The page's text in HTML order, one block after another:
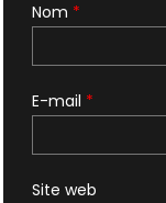
Nom *
E-mail *
Site web